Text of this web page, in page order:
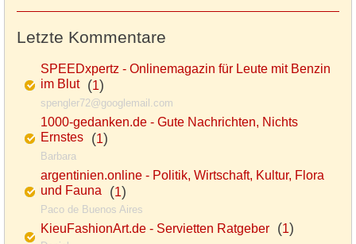
Letzte Kommentare
SPEEDxpertz - Onlinemagazin für Leute mit Benzin
im Blut(1)
spengler72@googlemail.com
1000-gedanken.de - Gute Nachrichten, Nichts
Ernstes (1)
Barbara
argentinien.online - Politik, Wirtschaft, Kultur, Flora
und Fauna (1)
Paco de Buenos Aires
KieuFashionArt.de - Servietten Ratgeber (1)